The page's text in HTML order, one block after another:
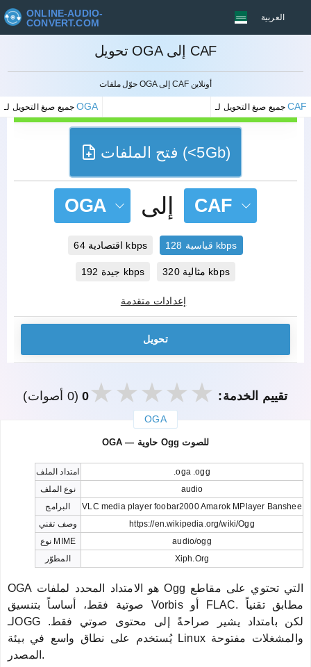
ONLINE-AUDIO-
CONVERT.COM
العربية
تحويل OGA إلى CAF
حوّل ملفات OGA إلى CAF أونلاين
جميع صيغ التحويل لـOGA جميع صيغ التحويل لـCAF
إلغاء
فتح الملفات (<5Gb)
OGA إلى CAF
اقتصادية 64 kbps قياسية 128 kbps
جيدة 192 kbps مثالية 320 kbps
إعدادات متقدمة
تحويل
تقييم الخدمة: 0(0 أصوات)
OGA
OGA — حاوية Ogg للصوت
امتداد الملف
.oga .ogg
نوع الملف
audio
البرامج
VLC media player foobar2000 Amarok MPlayer Banshee
وصف تقني
https://en.wikipedia.org/wiki/Ogg
نوع MIME
audio/ogg
المطوّر
Xiph.Org
OGA هو الامتداد المحدد لملفات Ogg التي تحتوي على مقاطع
صوتية فقط، أساساً بتنسيق Vorbis أو FLAC. مطابق تقنياً
لـOGG لكن بامتداد يشير صراحةً إلى محتوى صوتي فقط.
يُستخدم على نطاق واسع في بيئة Linux والمشغلات مفتوحة
المصدر.